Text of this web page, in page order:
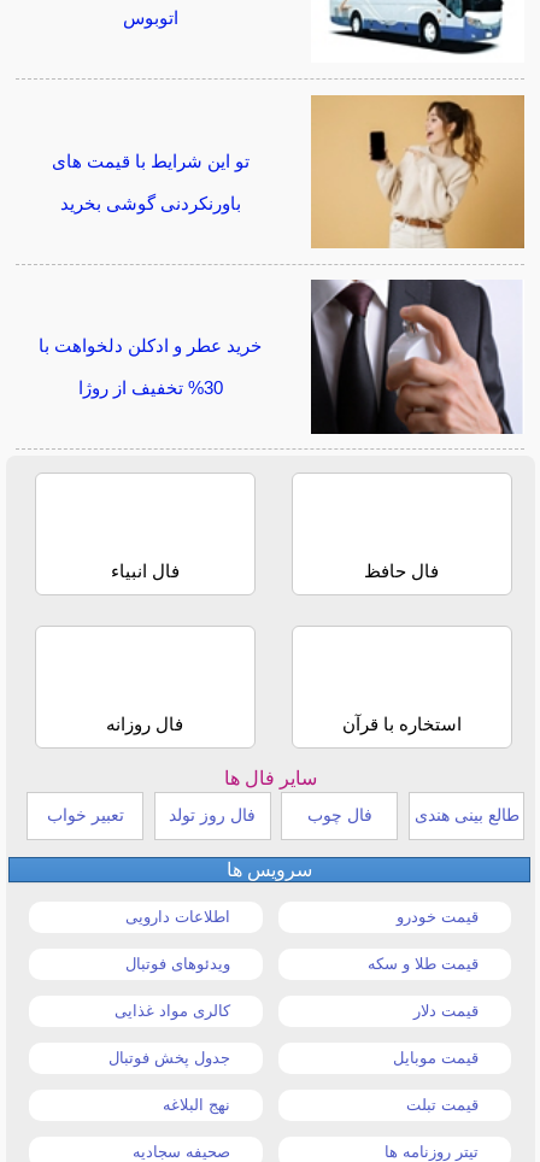
اتوبوس
تو این شرایط با قیمت های
باورنکردنی گوشی بخرید
خرید عطر و ادکلن دلخواهت با
30% تخفیف از روژا
فال حافظ فال انبیاء
استخاره با قرآن فال روزانه
سایر فال ها
طالع بینی هندی فال چوب فال روز تولد تعبیر خواب
سرویس ها
قیمت خودرو اطلاعات دارویی
قیمت طلا و سکه ویدئوهای فوتبال
قیمت دلار کالری مواد غذایی
قیمت موبایل جدول پخش فوتبال
قیمت تبلت نهج البلاغه
تیتر روزنامه ها صحیفه سجادیه